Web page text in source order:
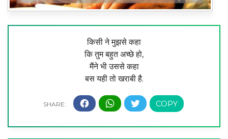
किसी ने मुझसे कहा
कि तुम बहुत अच्छे हो,
मैंने भी उससे कहा
बस यही तो खराबी है.